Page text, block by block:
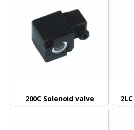
200C Solenoid valve